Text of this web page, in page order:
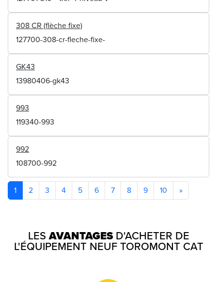
308 CR (flèche fixe)
127700-308-cr-fleche-fixe-
GK43
13980406-gk43
993
119340-993
992
108700-992
1 2 3 4 5 6 7 8 9 10 »
LESAVANTAGESD'ACHETER DE
L'ÉQUIPEMENT NEUF TOROMONT CAT